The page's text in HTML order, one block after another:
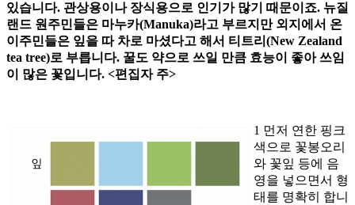
있습니다. 관상용이나 장식용으로 인기가 많기 때문이죠. 뉴질
랜드 원주민들은 마누카(Manuka)라고 부르지만 외지에서 온
이주민들은 잎을 따 차로 마셨다고 해서 티트리(New Zealand
tea tree)로 부릅니다. 꿀도 약으로 쓰일 만큼 효능이 좋아 쓰임
이 많은 꽃입니다. <편집자 주>
1 먼저 연한 핑크
색으로 꽃봉오리
와 꽃잎 등에 음
영을 넣으면서 형
태를 명확히 합니